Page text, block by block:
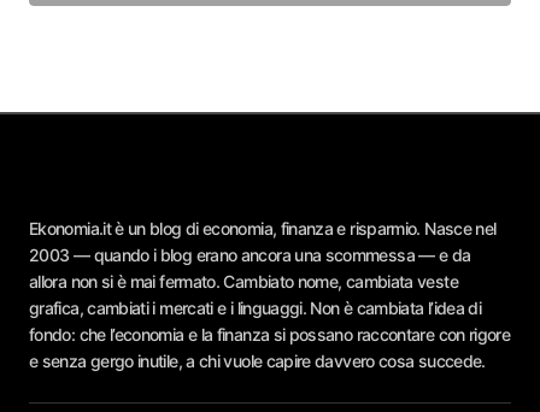
Ekonomia.it è un blog di economia, finanza e risparmio. Nasce nel
2003 — quando i blog erano ancora una scommessa — e da
allora non si è mai fermato. Cambiato nome, cambiata veste
grafica, cambiati i mercati e i linguaggi. Non è cambiata l’idea di
fondo: che l’economia e la finanza si possano raccontare con rigore
e senza gergo inutile, a chi vuole capire davvero cosa succede.